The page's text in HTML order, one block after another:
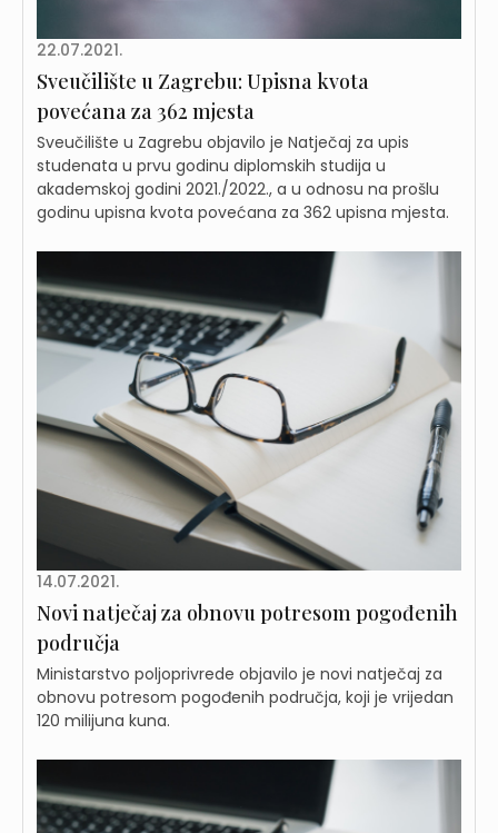
22.07.2021.
Sveučilište u Zagrebu: Upisna kvota
povećana za 362 mjesta
Sveučilište u Zagrebu objavilo je Natječaj za upis
studenata u prvu godinu diplomskih studija u
akademskoj godini 2021./2022., a u odnosu na prošlu
godinu upisna kvota povećana za 362 upisna mjesta.
14.07.2021.
Novi natječaj za obnovu potresom pogođenih
područja
Ministarstvo poljoprivrede objavilo je novi natječaj za
obnovu potresom pogođenih područja, koji je vrijedan
120 milijuna kuna.